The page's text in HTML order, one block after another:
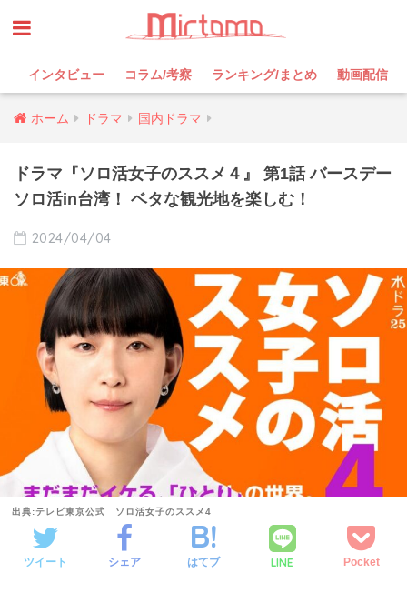
インタビュー コラム/考察 ランキング/まとめ 動画配信
ホーム ドラマ 国内ドラマ
ドラマ『ソロ活女子のススメ４』 第1話 バースデー
ソロ活in台湾！ ベタな観光地を楽しむ！
2024/04/04
出典:テレビ東京公式 ソロ活女子のススメ4
ツイート シェア はてブ LINE Pocket